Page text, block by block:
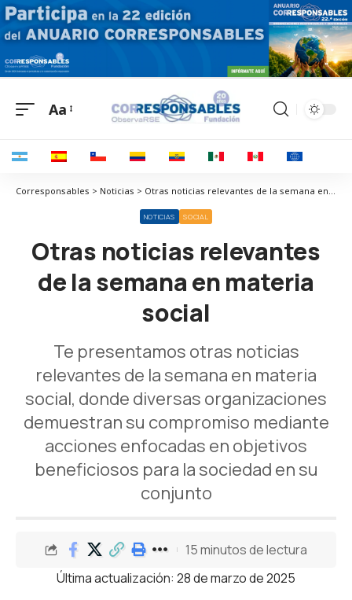
Aa
Corresponsables > Noticias > Otras noticias relevantes de la semana en materia social
NOTICIAS SOCIAL
Otras noticias relevantes
de la semana en materia
social
Te presentamos otras noticias
relevantes de la semana en materia
social, donde diversas organizaciones
demuestran su compromiso mediante
acciones enfocadas en objetivos
beneficiosos para la sociedad en su
conjunto
Última actualización: 28 de marzo de 2025
15 minutos de lectura